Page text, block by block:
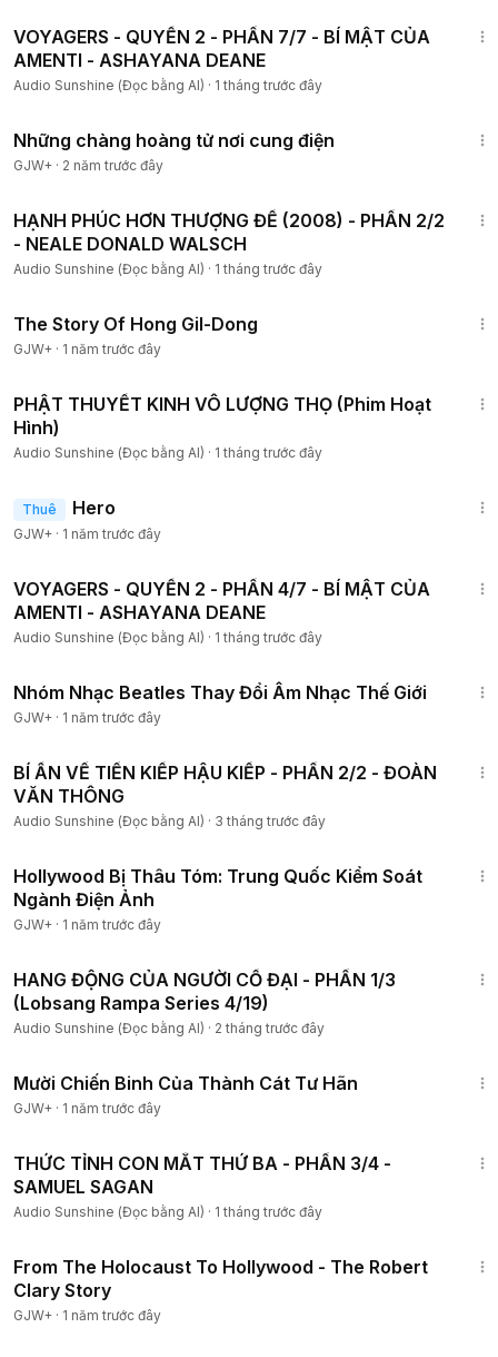
#micheldesmarquet #thiaoouba
VOYAGERS - QUYỂN 2 - PHẦN 7/7 - BÍ MẬT CỦA
AMENTI - ASHAYANA DEANE
Audio Sunshine (Đọc bằng AI) · 1 tháng trước đây
Những chàng hoàng tử nơi cung điện
GJW+ · 2 năm trước đây
HẠNH PHÚC HƠN THƯỢNG ĐẾ (2008) - PHẦN 2/2
- NEALE DONALD WALSCH
Audio Sunshine (Đọc bằng AI) · 1 tháng trước đây
The Story Of Hong Gil-Dong
GJW+ · 1 năm trước đây
PHẬT THUYẾT KINH VÔ LƯỢNG THỌ (Phim Hoạt
Hình)
Audio Sunshine (Đọc bằng AI) · 1 tháng trước đây
Thuê Hero
GJW+ · 1 năm trước đây
VOYAGERS - QUYỂN 2 - PHẦN 4/7 - BÍ MẬT CỦA
AMENTI - ASHAYANA DEANE
Audio Sunshine (Đọc bằng AI) · 1 tháng trước đây
Nhóm Nhạc Beatles Thay Đổi Âm Nhạc Thế Giới
GJW+ · 1 năm trước đây
BÍ ẨN VỀ TIỀN KIẾP HẬU KIẾP - PHẦN 2/2 - ĐOÀN
VĂN THÔNG
Audio Sunshine (Đọc bằng AI) · 3 tháng trước đây
Hollywood Bị Thâu Tóm: Trung Quốc Kiểm Soát
Ngành Điện Ảnh
GJW+ · 1 năm trước đây
HANG ĐỘNG CỦA NGƯỜI CỔ ĐẠI - PHẦN 1/3
(Lobsang Rampa Series 4/19)
Audio Sunshine (Đọc bằng AI) · 2 tháng trước đây
Mười Chiến Binh Của Thành Cát Tư Hãn
GJW+ · 1 năm trước đây
THỨC TỈNH CON MẮT THỨ BA - PHẦN 3/4 -
SAMUEL SAGAN
Audio Sunshine (Đọc bằng AI) · 1 tháng trước đây
From The Holocaust To Hollywood - The Robert
Clary Story
GJW+ · 1 năm trước đây